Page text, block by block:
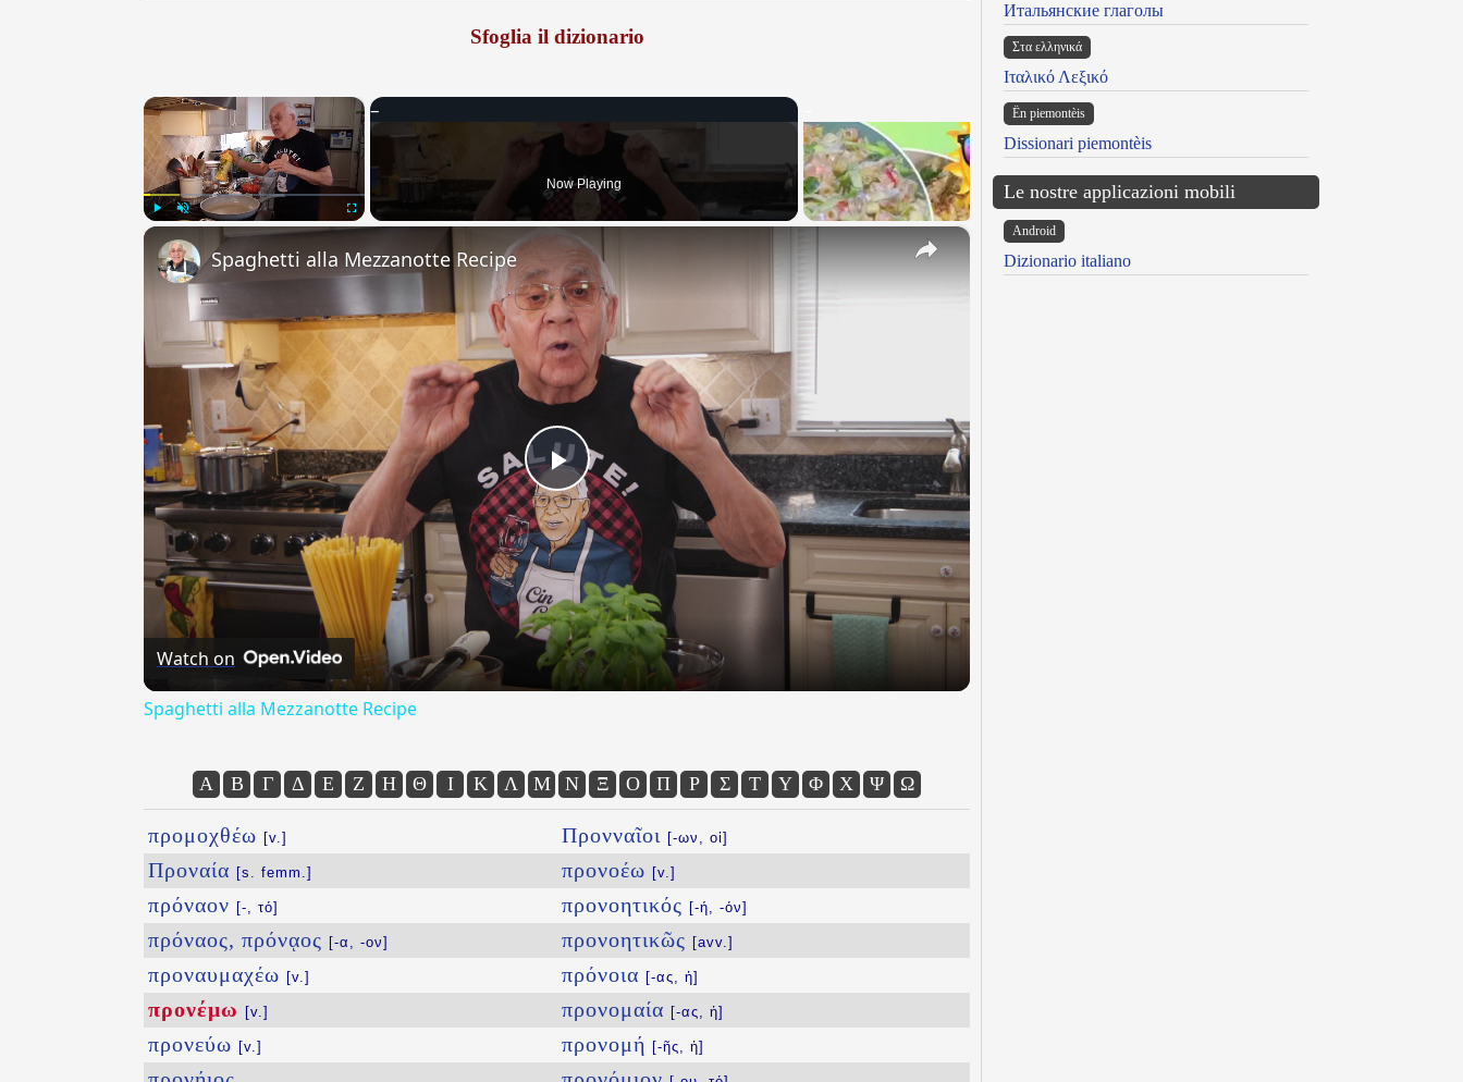
Sfoglia il dizionario
×
Fullscreen
Now Playing
×
Play
Video
Spaghetti alla Mezzanotte Recipe
Watch on
Spaghetti alla Mezzanotte Recipe
Α Β Γ Δ Ε Ζ Η Θ Ι Κ Λ Μ Ν Ξ Ο Π Ρ Σ Τ Υ Φ Χ Ψ Ω
προμοχθέω [v.]
Προναία [s. femm.]
πρόναον [-, τό]
πρόναος, πρόνᾳος [-α, -ον]
προναυμαχέω [v.]
προνέμω [v.]
προνεύω [v.]
Προνναῖοι [-ων, οἱ]
προνοέω [v.]
προνοητικός [-ή, -όν]
προνοητικῶς [avv.]
πρόνοια [-ας, ἡ]
προνομαία [-ας, ἡ]
προνομή [-ῆς, ἡ]
Итальянские глаголы
Στα ελληνικά
Ιταλικό Λεξικό
Ën piemontèis
Dissionari piemontèis
Le nostre applicazioni mobili
Android
Dizionario italiano